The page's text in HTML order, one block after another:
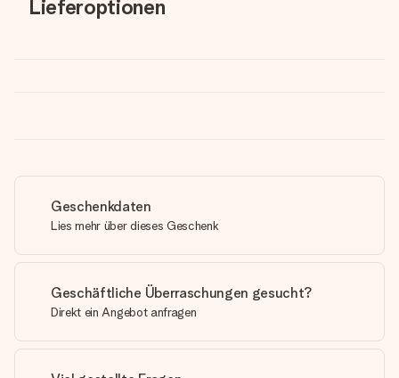
Lieferoptionen
Geschenkdaten
Lies mehr über dieses Geschenk
Geschäftliche Überraschungen gesucht?
Direkt ein Angebot anfragen